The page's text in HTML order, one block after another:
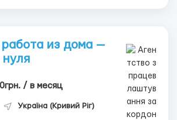
из дома —
нуля
/ в месяц
Україна (Кривий Ріг)